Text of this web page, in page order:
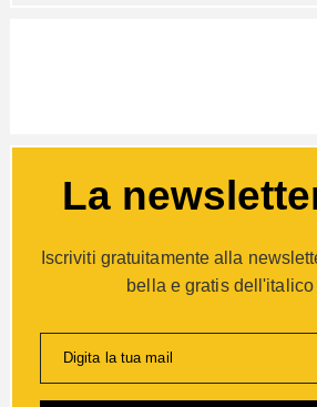
La
Iscriviti gratuitamente alla
bella e gratis dell'italico
Digita la tua mail